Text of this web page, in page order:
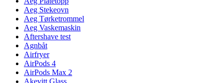
Aeg Stekeovn
Aeg Tørketrommel
Aeg Vaskemaskin
Aftershave test
Agnbåt
Airfryer
AirPods 4
AirPods Max 2
Akevitt Glass